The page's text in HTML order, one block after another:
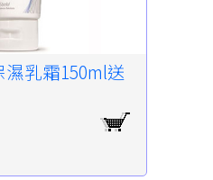
乳霜150ml送